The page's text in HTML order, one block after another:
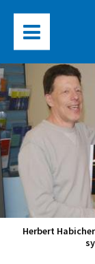
Herbert